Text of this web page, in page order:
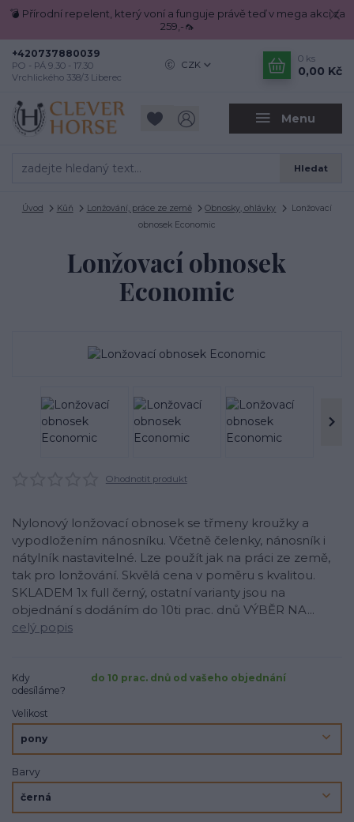
💣 Přírodní repelent, který voní a funguje právě teď v mega akci za
259,-🦟
Menu
CZK
Hledat
+420737880039
PO - PÁ 9.30 - 17.30
Vrchlického 338/3 Liberec
0 ks
0,00 Kč
Úvod Kůň Lonžování, práce ze země Obnosky, ohlávky
Lonžovací
obnosek Economic
Lonžovací obnosek
Economic
Ohodnotit produkt
Nylonový lonžovací obnosek se třmeny kroužky a
vypodložením nánosníku. Včetně čelenky, nánosník i
nátylník nastavitelné. Lze použít jak na práci ze země,
tak pro lonžování. Skvělá cena v poměru s kvalitou.
SKLADEM 1x full černý, ostatní varianty jsou na
objednání s dodáním do 10ti prac. dnů VÝBĚR NA...
celý popis
Kdy
odesíláme?
do 10 prac. dnů od vašeho objednání
Velikost
Barvy